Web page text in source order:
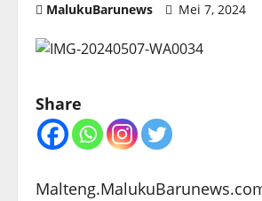
MalukuBarunews Mei 7, 2024
Share